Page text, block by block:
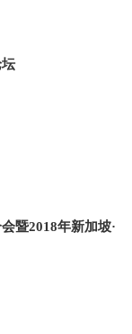
暨2018年新加坡·